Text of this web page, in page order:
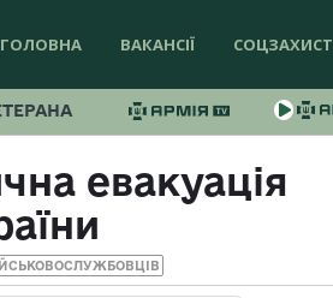
ГОЛОВНА ВАКАНСІЇ СОЦЗАХИСТ
евакуація